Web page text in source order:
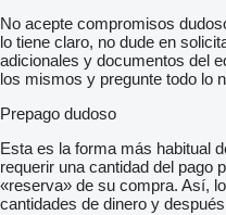
No acepte compromisos
lo tiene claro, no dude en
adicionales y documentos del
los mismos y pregunte todo lo
Prepago dudoso
Esta es la forma más habitual
requerir una cantidad del pago
«reserva» de su compra. Así,
cantidades de dinero y